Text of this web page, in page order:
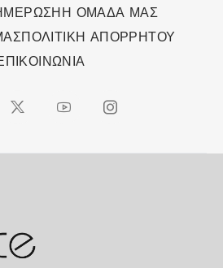
Η ΟΜΑΔΑ ΜΑΣ
ΠΟΛΙΤΙΚΗ ΑΠΟΡΡΗΤΟΥ